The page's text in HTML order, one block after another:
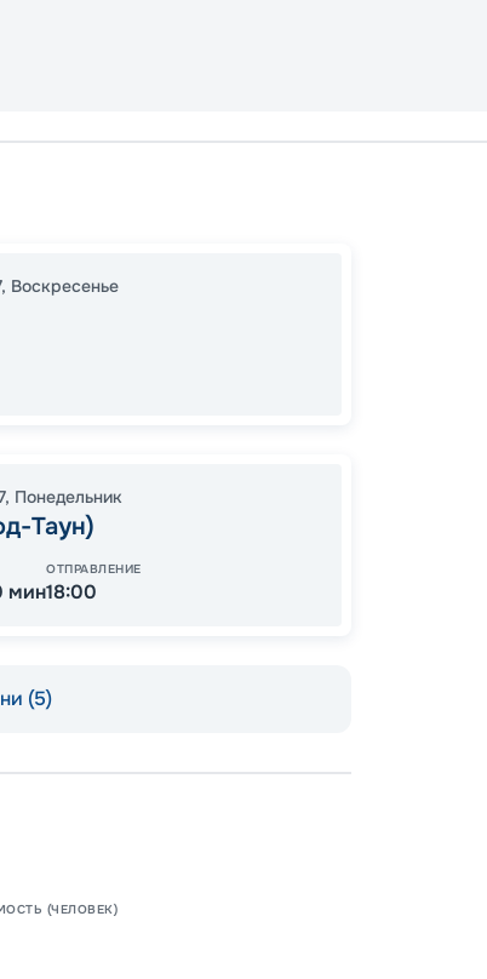
, Воскресенье
, Понедельник
Таун)
мин
ОТПРАВЛЕНИЕ
18:00
(5)
(ЧЕЛОВЕК)